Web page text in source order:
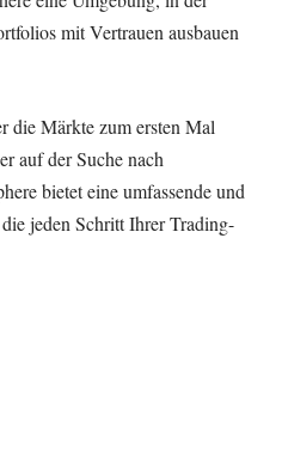
mit Vertrauen ausbauen
die Märkte zum ersten Mal
auf der Suche nach
bietet eine umfassende und
jeden Schritt Ihrer Trading-